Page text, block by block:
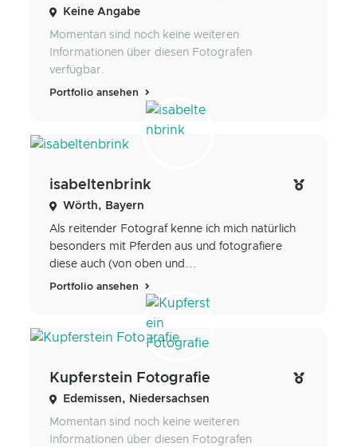
Keine Angabe
Momentan sind noch keine weiteren
Informationen über diesen Fotografen
verfügbar.
Portfolio ansehen
isabeltenbrink
Wörth, Bayern
Als reitender Fotograf kenne ich mich natürlich
besonders mit Pferden aus und fotografiere
diese auch (von oben und...
Portfolio ansehen
Kupferstein Fotografie
Edemissen, Niedersachsen
Momentan sind noch keine weiteren
Informationen über diesen Fotografen